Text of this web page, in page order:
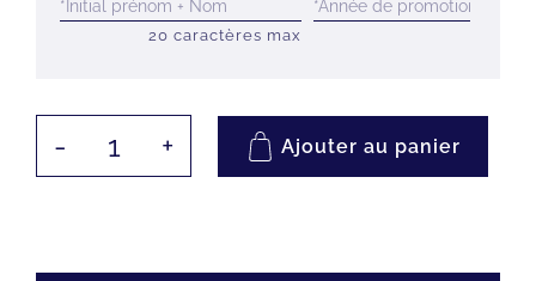
20 caractères max
quantité
Ajouter au panier